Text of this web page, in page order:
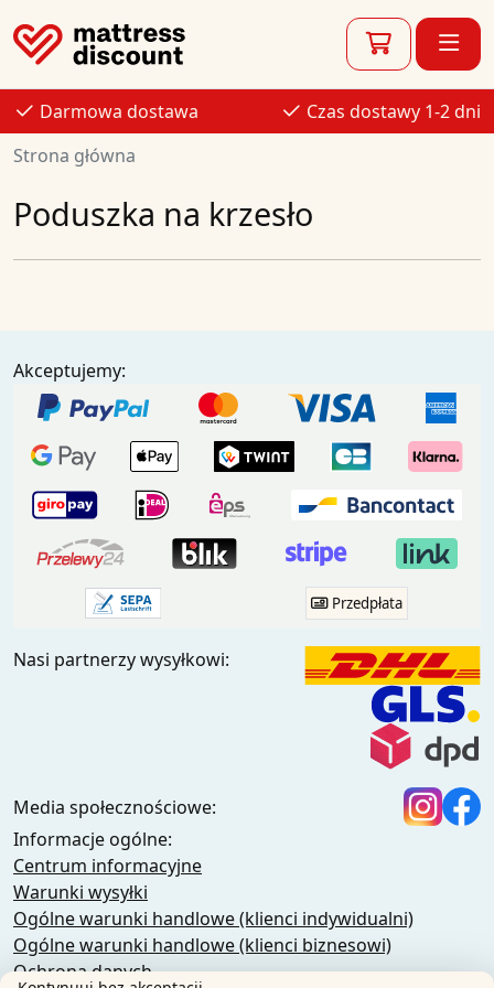
Darmowa dostawa
Czas dostawy 1-2 dni
Strona główna
Poduszka na krzesło
Akceptujemy:
Przedpłata
Nasi partnerzy wysyłkowi:
Media społecznościowe:
Informacje ogólne:
Centrum informacyjne
Warunki wysyłki
Ogólne warunki handlowe (klienci indywidualni)
Ogólne warunki handlowe (klienci biznesowi)
Ochrona danych